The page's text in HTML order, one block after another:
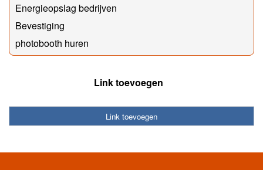
Energieopslag bedrijven
Bevestiging
photobooth huren
Link toevoegen
Link toevoegen